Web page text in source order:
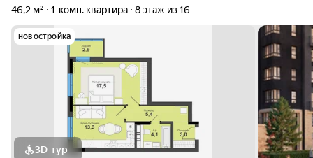
46,2 м²
1-комн. квартира 8 этаж из 16
новостройка
3D-тур